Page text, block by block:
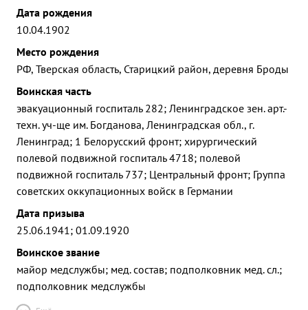
Дата рождения
10.04.1902
Место рождения
РФ, Тверская область, Старицкий район, деревня Броды
Воинская часть
эвакуационный госпиталь 282; Ленинградское зен. арт.-
техн. уч-ще им. Богданова, Ленинградская обл., г.
Ленинград; 1 Белорусский фронт; хирургический
полевой подвижной госпиталь 4718; полевой
подвижной госпиталь 737; Центральный фронт; Группа
советских оккупационных войск в Германии
Дата призыва
25.06.1941; 01.09.1920
Воинское звание
майор медслужбы; мед. состав; подполковник мед. сл.;
подполковник медслужбы